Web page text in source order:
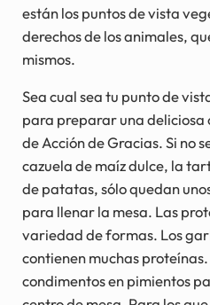
están los puntos de vista
derechos de los animales,
mismos.
Sea cual sea tu punto de
para preparar una deliciosa
de Acción de Gracias. Si no
cazuela de maíz dulce, la
de patatas, sólo quedan
para llenar la mesa. Las
variedad de formas. Los
contienen muchas
condimentos en pimientos